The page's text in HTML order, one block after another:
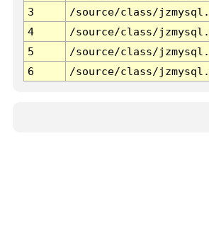
3
/source/class/
4
/source/class/
5
/source/class/
6
/source/class/